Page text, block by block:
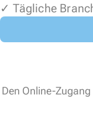
✓ Tägliche
Den Online-